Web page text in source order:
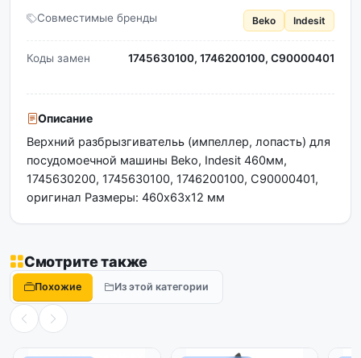
Совместимые бренды Beko Indesit
Коды замен 1745630100, 1746200100, C90000401
Описание
Верхний разбрызгивательь (импеллер, лопасть) для
посудомоечной машины Beko, Indesit 460мм,
1745630200, 1745630100, 1746200100, C90000401,
оригинал Размеры: 460х63х12 мм
Смотрите также
Похожие Из этой категории